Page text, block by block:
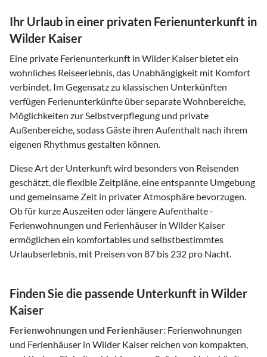
Ihr Urlaub in einer privaten Ferienunterkunft in
Wilder Kaiser
Eine private Ferienunterkunft in Wilder Kaiser bietet ein
wohnliches Reiseerlebnis, das Unabhängigkeit mit Komfort
verbindet. Im Gegensatz zu klassischen Unterkünften
verfügen Ferienunterkünfte über separate Wohnbereiche,
Möglichkeiten zur Selbstverpflegung und private
Außenbereiche, sodass Gäste ihren Aufenthalt nach ihrem
eigenen Rhythmus gestalten können.
Diese Art der Unterkunft wird besonders von Reisenden
geschätzt, die flexible Zeitpläne, eine entspannte Umgebung
und gemeinsame Zeit in privater Atmosphäre bevorzugen.
Ob für kurze Auszeiten oder längere Aufenthalte -
Ferienwohnungen und Ferienhäuser in Wilder Kaiser
ermöglichen ein komfortables und selbstbestimmtes
Urlaubserlebnis, mit Preisen von 87 bis 232 pro Nacht.
Finden Sie die passende Unterkunft in Wilder
Kaiser
Ferienwohnungen und Ferienhäuser: Ferienwohnungen
und Ferienhäuser in Wilder Kaiser reichen von kompakten,